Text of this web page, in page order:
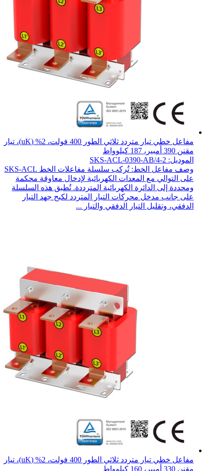
مفاعل خطي تيار متردد ثلاثي الطور 400 فولت، 2% (uK)، تيار
مقنن 390 أمبير، 187 كيلوواط
الموديل: SKS-ACL-0390-AB/4-2
وصف مفاعل الخط: تُركب سلسلة مفاعلات الخط SKS-ACL
على التوالي مع المعدات الكهربائية لإدخال معاوقة محكمة
ومحددة إلى الدائرة الكهربائية المترددة. تُطبق هذه السلسلة
على جانب مدخل محركات التيار المتردد لكبح جهد التيار
الدفقي، وتقليل التيار الدفقي والتيار ...
مفاعل خطي تيار متردد ثلاثي الطور 400 فولت، 2% (uK)، تيار
مقنن 330 أمبير، 160 كيلوواط